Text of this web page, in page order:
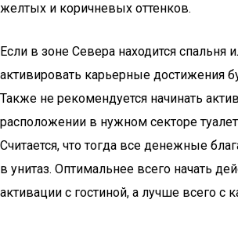
желтых и коричневых оттенков.
Если в зоне Севера находится спальня
активировать карьерные достижения
Также не рекомендуется начинать
расположении в нужном секторе
Считается, что тогда все денежные
в унитаз. Оптимальнее всего начать
активации с гостиной, а лучше всего с